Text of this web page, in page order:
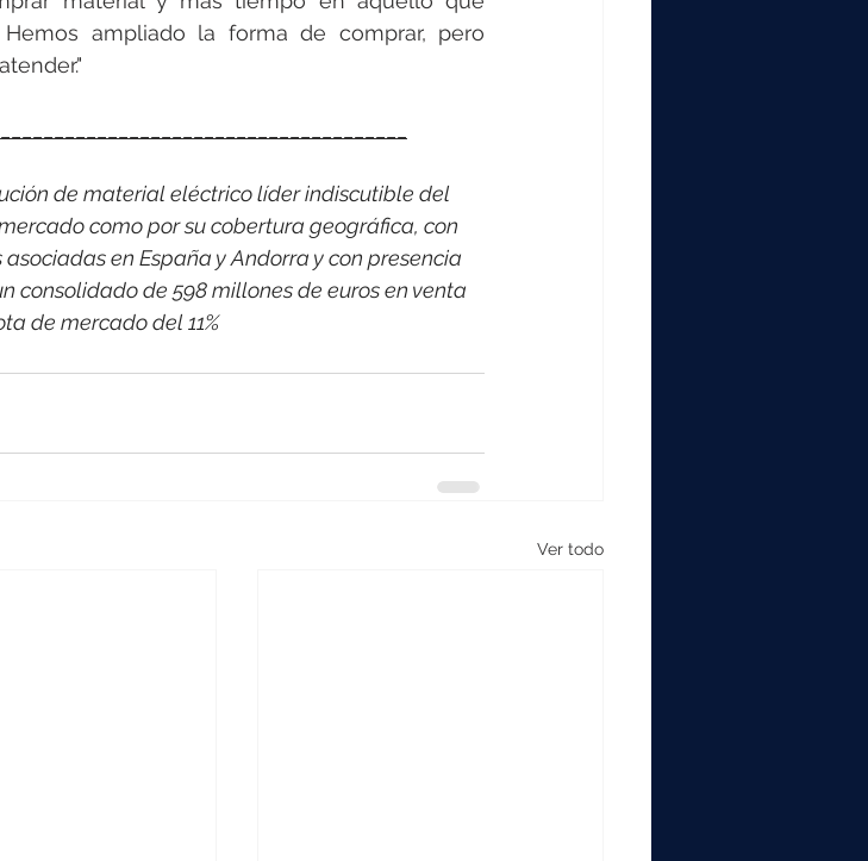
ampliado la forma de comprar, pero
de material eléctrico líder indiscutible del
como por su cobertura geográfica, con
en España y Andorra y con presencia
consolidado de 598 millones de euros en venta
de mercado del 11%
Ver todo